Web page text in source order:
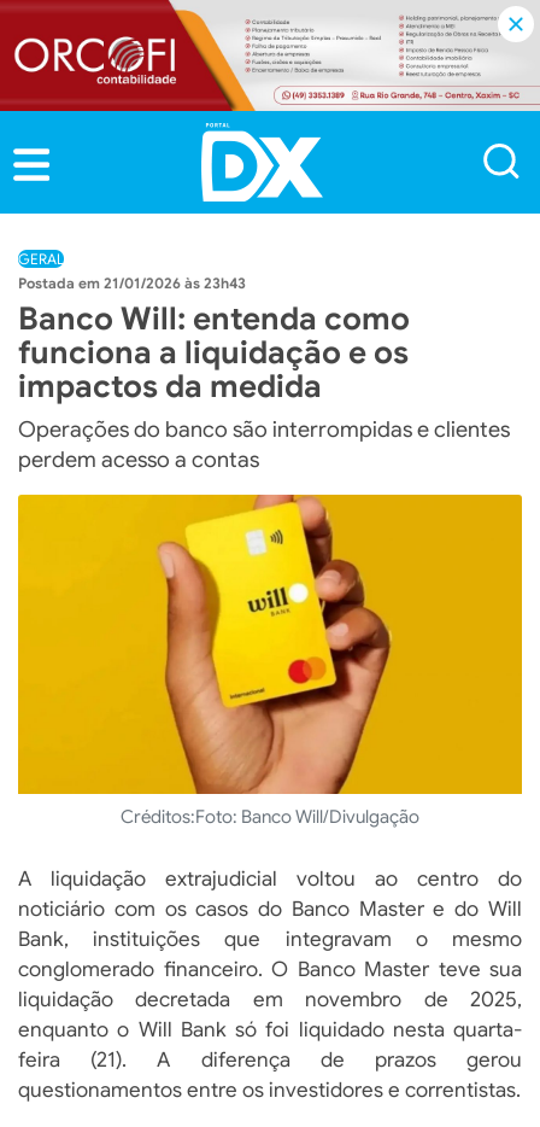
GERAL
21/01/2026 às 23h43
Banco Will: entenda como
funciona a liquidação e os
impactos da medida
Operações do banco são interrompidas e clientes
perdem acesso a contas
Créditos:Foto: Banco Will/Divulgação
A liquidação extrajudicial voltou ao centro do
noticiário com os casos do Banco Master e do Will
Bank, instituições que integravam o mesmo
conglomerado financeiro. O Banco Master teve sua
liquidação decretada em novembro de 2025,
enquanto o Will Bank só foi liquidado nesta quarta-
feira (21). A diferença de prazos gerou
questionamentos entre os investidores e correntistas.